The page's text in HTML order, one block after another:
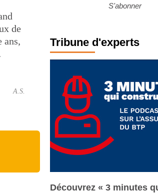
de
ans,
A.S.
S'abonner
Tribune d'experts
Découvrez « 3 minutes